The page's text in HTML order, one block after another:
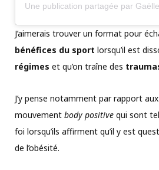
J’aimerais trouver un format pour
bénéfices du sport lorsqu’il est
régimes et qu’on traîne des
J’y pense notamment par rapport
mouvement body positive qui sont
foi lorsqu’ils affirment qu’il y est
de l’obésité.